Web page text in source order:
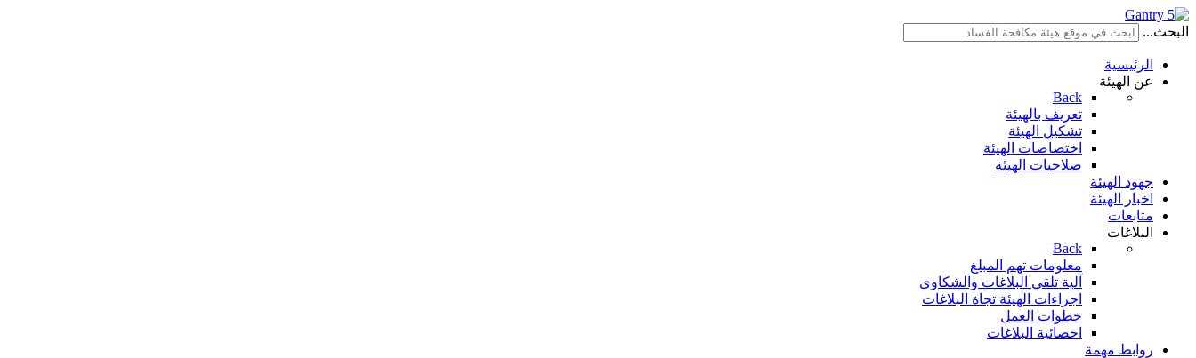
البحث...
الرئيسية
عن الهيئة
Back
تعريف بالهيئة
تشكيل الهيئة
اختصاصات الهيئة
صلاحيات الهيئة
جهود الهيئة
اخبار الهيئة
متابعات
البلاغات
Back
معلومات تهم المبلغ
آلية تلقي البلاغات والشكاوى
اجراءات الهيئة تجاة البلاغات
خطوات العمل
احصائية البلاغات
روابط مهمة